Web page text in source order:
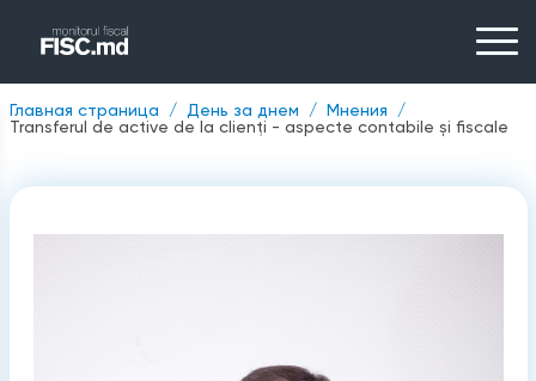
Главная страница День за днем
Мнения
Transferul de active de la clienți - aspecte contabile și fiscale